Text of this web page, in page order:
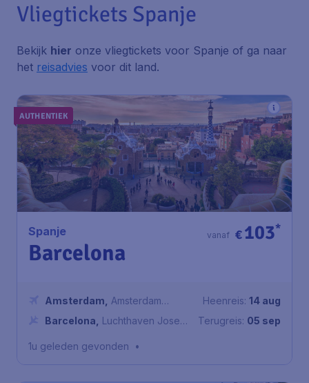
Vliegtickets Spanje
Bekijk hier onze vliegtickets voor Spanje of ga naar
het reisadvies voor dit land.
AUTHENTIEK
Spanje
Barcelona
103
Amsterdam
Amsterdam
Airport Schiphol
Barcelona
Luchthaven Josep
Heenreis: 14 aug
Terugreis: 05 sep
1u geleden gevonden •